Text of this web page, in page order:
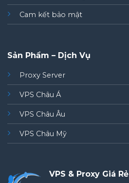
Cam kết bảo mật
Sản Phẩm – Dịch Vụ
Proxy Server
VPS Châu Á
VPS Châu Âu
VPS Châu Mỹ
VPS & Proxy Giá Rẻ